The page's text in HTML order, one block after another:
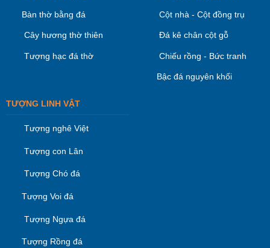
Bàn thờ bằng đá
Cây hương thờ thiên
Tượng hạc đá thờ
Cột nhà - Cột đồng trụ
Đá kê chân cột gỗ
Chiếu rồng - Bức tranh
Bậc đá nguyên khối
TƯỢNG LINH VẬT
Tượng nghê Việt
Tượng con Lân
Tượng Chó đá
Tượng Voi đá
Tượng Ngựa đá
Tượng Rồng đá